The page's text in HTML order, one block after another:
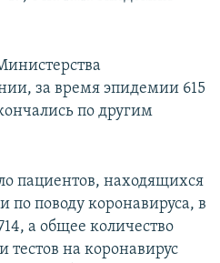
за время эпидемии 615
по другим
пациентов, находящихся
по поводу коронавируса, в
а общее количество
на коронавирус